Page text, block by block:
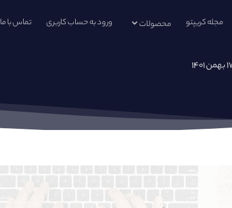
مجله کریپتو محصولات ورود به حساب کاربری تماس با ما